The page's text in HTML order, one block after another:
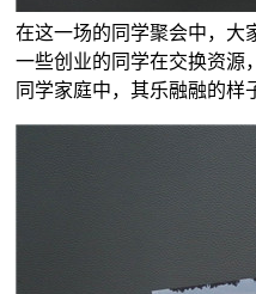
在这一场的同学聚会中，大
一些创业的同学在交换资源
同学家庭中，其乐融融的样